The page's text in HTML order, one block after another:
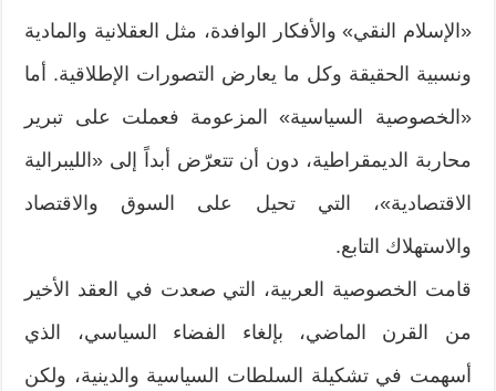
«الإسلام النقي» والأفكار الوافدة، مثل العقلانية والمادية
ونسبية الحقيقة وكل ما يعارض التصورات الإطلاقية. أما
«الخصوصية السياسية» المزعومة فعملت على تبرير
محاربة الديمقراطية، دون أن تتعرّض أبداً إلى «الليبرالية
الاقتصادية»، التي تحيل على السوق والاقتصاد
والاستهلاك التابع.
قامت الخصوصية العربية، التي صعدت في العقد الأخير
من القرن الماضي، بإلغاء الفضاء السياسي، الذي
أسهمت في تشكيلة السلطات السياسية والدينية، ولكن